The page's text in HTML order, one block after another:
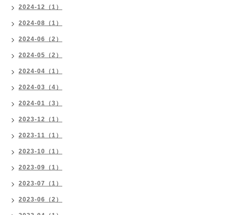
2024-12（1）
2024-08（1）
2024-06（2）
2024-05（2）
2024-04（1）
2024-03（4）
2024-01（3）
2023-12（1）
2023-11（1）
2023-10（1）
2023-09（1）
2023-07（1）
2023-06（2）